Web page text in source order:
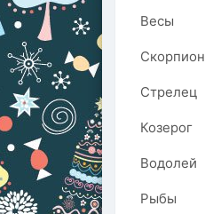
Весы
Скорпион
Стрелец
Козерог
Водолей
Рыбы